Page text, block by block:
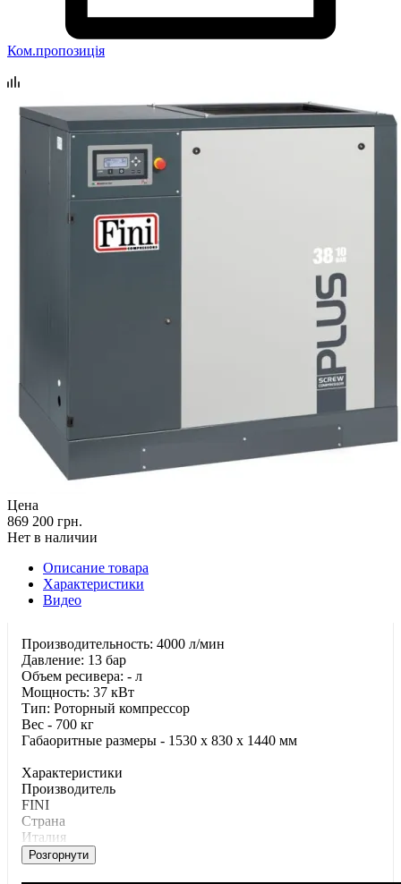
Ком.пропозиція
Цена
869 200 грн.
Нет в наличии
Описание товара
Характеристики
Видео
Производительность: 4000 л/мин
Давление: 13 бар
Объем ресивера: - л
Мощность: 37 кВт
Тип: Роторный компрессор
Вес - 700 кг
Габаоритные размеры - 1530 x 830 x 1440 мм
Характеристики
Производитель
FINI
Страна
Италия
Розгорнути